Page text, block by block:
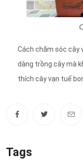
Cách chăm sóc cây
dàng trồng cây mà
thích cây vạn tuế
Tags